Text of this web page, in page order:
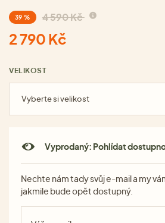
39 % 4 590 Kč
2 790 Kč
VELIKOST
Vyberte si velikost
Vyprodaný: Pohlídat
Nechte nám tady svůj e-mail a my
jakmile bude opět dostupný.